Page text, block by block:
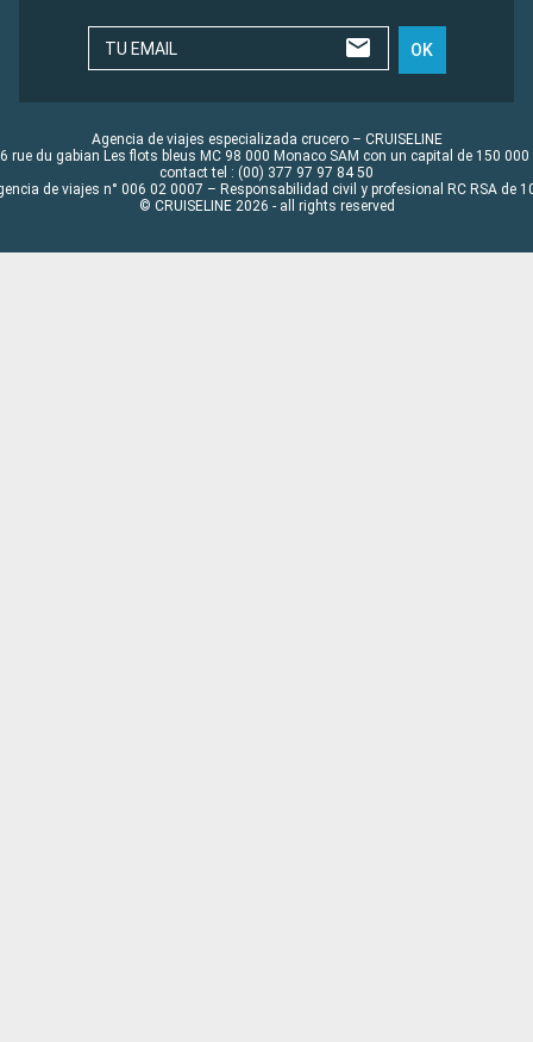
TU EMAIL OK
Agencia de viajes especializada crucero – CRUISELINE
rue du gabian Les flots bleus MC 98 000 Monaco SAM con un capital de 150 000
contact tel : (00) 377 97 97 84 50
de viajes n° 006 02 0007 – Responsabilidad civil y profesional RC RSA de
© CRUISELINE 2026 - all rights reserved